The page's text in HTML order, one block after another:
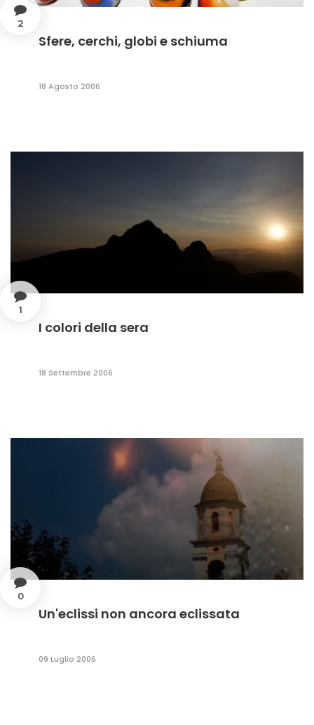
2
Sfere, cerchi, globi e schiuma
18 Agosto 2006
1
I colori della sera
18 Settembre 2006
0
Un'eclissi non ancora eclissata
09 Luglio 2006